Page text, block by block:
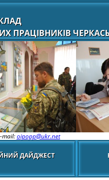
ПРАЦІВНИКІВ
mail:oipopp@ukr.net
ДАЙДЖЕСТ